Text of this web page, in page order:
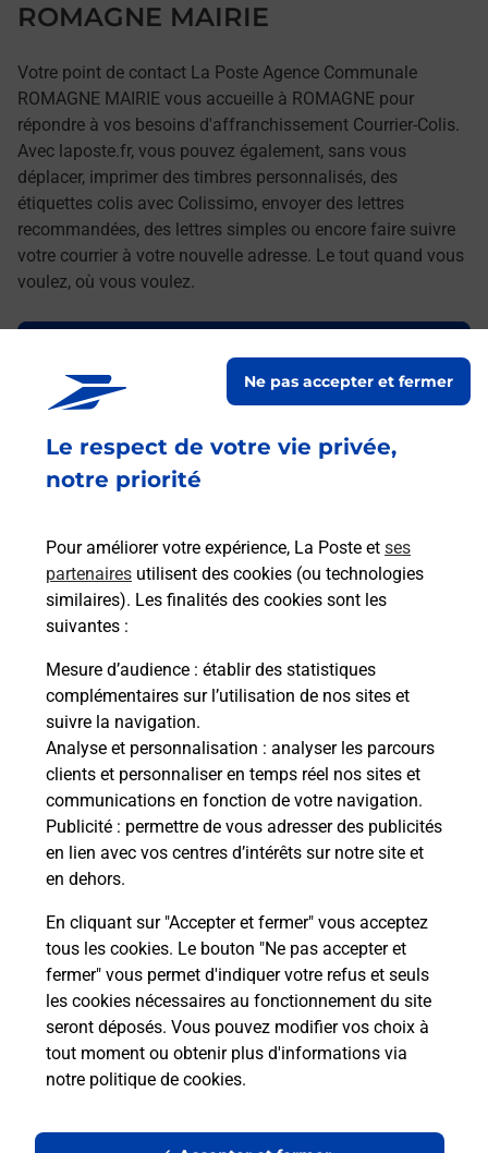
Le respect de votre vie privée,
notre priorité
Pour améliorer votre expérience, La Poste et ses
partenaires utilisent des cookies (ou technologies
similaires). Les finalités des cookies sont les
suivantes :
Mesure d’audience : établir des statistiques
complémentaires sur l’utilisation de nos sites et
suivre la navigation.
Analyse et personnalisation : analyser les parcours
clients et personnaliser en temps réel nos sites et
communications en fonction de votre navigation.
Publicité : permettre de vous adresser des publicités
en lien avec vos centres d’intérêts sur notre site et
en dehors.
En cliquant sur "Accepter et fermer" vous acceptez
tous les cookies. Le bouton "Ne pas accepter et
fermer" vous permet d'indiquer votre refus et seuls
les cookies nécessaires au fonctionnement du site
seront déposés. Vous pouvez modifier vos choix à
tout moment ou obtenir plus d'informations via
notre politique de cookies.
Ne pas accepter et fermer
ROMAGNE MAIRIE
Votre point de contact La Poste Agence Communale
ROMAGNE MAIRIE vous accueille à ROMAGNE pour
répondre à vos besoins d'affranchissement Courrier-Colis.
Avec laposte.fr, vous pouvez également, sans vous
déplacer, imprimer des timbres personnalisés, des
étiquettes colis avec Colissimo, envoyer des lettres
recommandées, des lettres simples ou encore faire suivre
votre courrier à votre nouvelle adresse. Le tout quand vous
voulez, où vous voulez.
La Poste
ROMAGNE